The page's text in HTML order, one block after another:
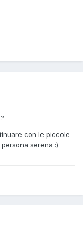
con le piccole
serena :)